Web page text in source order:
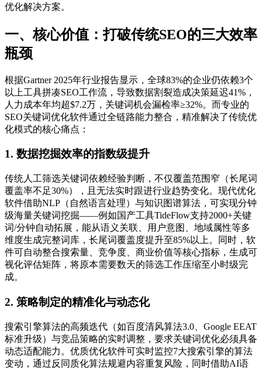
优化解决方案。
一、核心价值：打破传统SEO的三大效率
瓶颈
根据Gartner 2025年行业报告显示，全球83%的企业仍依赖3个
以上工具拼凑SEO工作流，导致数据割裂造成决策延迟41%，
人力成本年均超$7.2万，关键词机会漏检率≥32%。而专业的
SEO关键词优化软件通过全链路能力整合，精准解决了传统优
化模式的核心痛点：
1. 数据挖掘效率的指数级提升
传统人工筛选关键词依赖经验判断，不仅覆盖范围窄（长尾词
覆盖率不足30%），且无法实时跟进行业趋势变化。现代优化
软件借助NLP（自然语言处理）与知识图谱算法，可实现分钟
级海量关键词挖掘——例如国产工具TideFlow支持2000+关键
词/分钟自动拓展，能从语义关联、用户意图、地域属性等多
维度生成完整词库，长尾词覆盖度提升至85%以上。同时，软
件可自动整合搜索量、竞争度、商业价值等核心指标，生成可
视化评估矩阵，将原本需要数天的筛选工作压缩至小时级完
成。
2. 策略制定的精准化与动态化
搜索引擎算法的高频迭代（如百度清风算法3.0、Google EEAT
标准升级）与竞品策略的实时调整，要求关键词优化必须具备
动态适配能力。优质优化软件可实时监控7大搜索引擎的算法
变动，通过反同质化算法规避内容重复风险，同时借助AI语